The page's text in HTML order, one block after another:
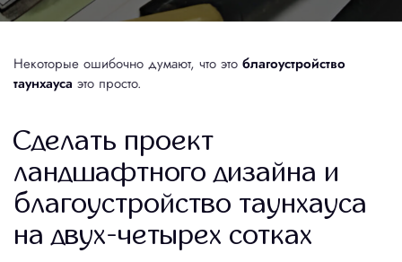
Автоматический полив
Устройство ручьев и водоемов
Строительство террасы на набережной
Озеленение
Посадка растений
Устройство газона
Цена 1 м² газона
Устройство цветников
Некоторые ошибочно думают, что это благоустройство
таунхауса это просто.
Сделать проект
ландшафтного дизайна и
благоустройство таунхауса
на двух-четырех сотках